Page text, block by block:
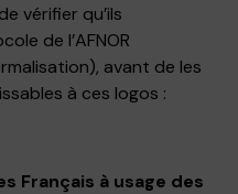
vérifier qu’ils
de l’AFNOR
avant de les
à ces logos :
Français à usage des